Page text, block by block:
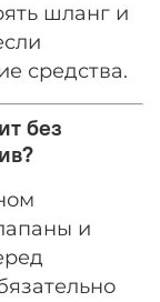
шланг и
средства.
без
и